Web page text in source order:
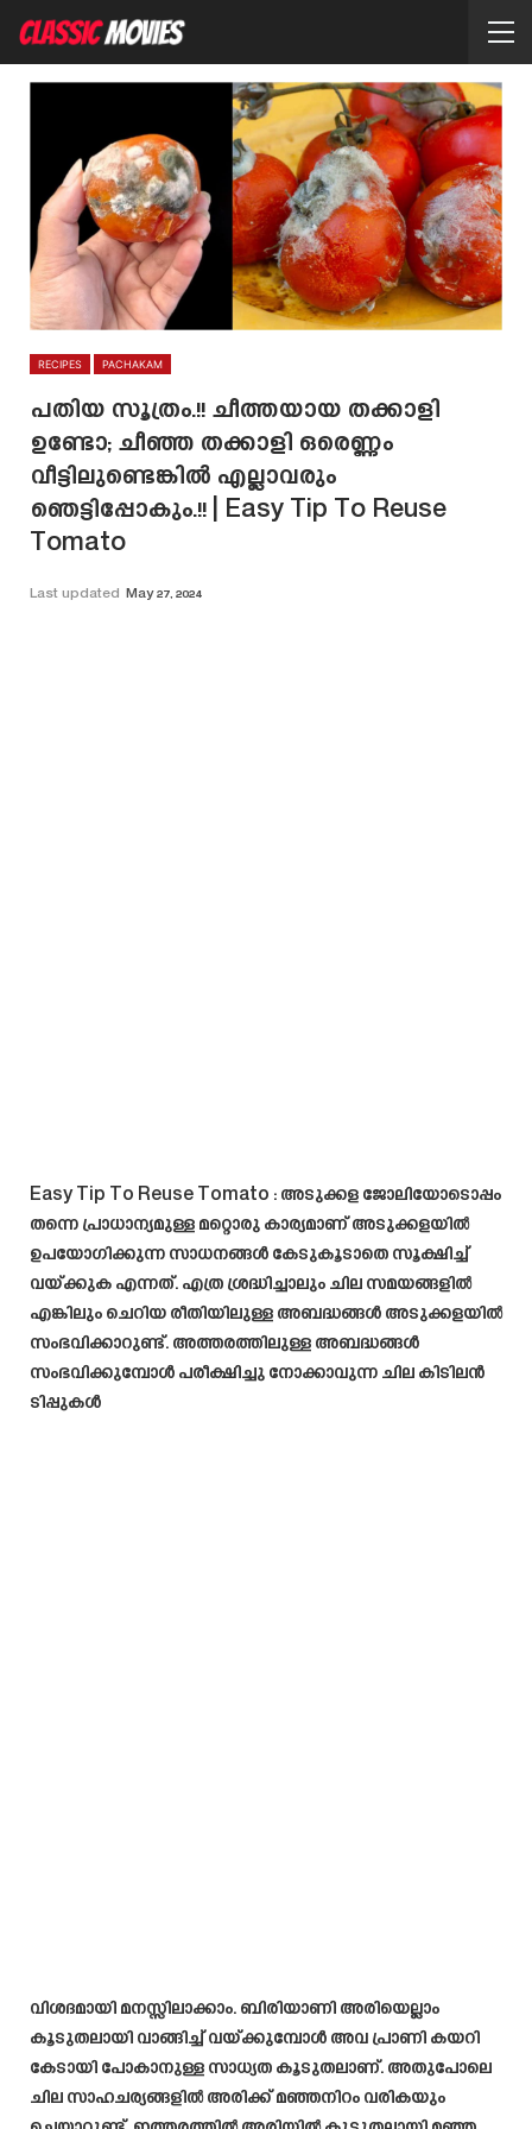
RECIPES PACHAKAM
പതിയ സൂത്രം.!! ചീത്തയായ തക്കാളി
ഉണ്ടോ; ചീഞ്ഞ തക്കാളി ഒരെണ്ണം
വീട്ടിലുണ്ടെങ്കിൽ എല്ലാവരും
ഞെട്ടിപ്പോകും.!! | Easy Tip To Reuse
Tomato
Last updated May 27, 2024
Easy Tip To Reuse Tomato : അടുക്കള ജോലിയോടൊപ്പം
തന്നെ പ്രാധാന്യമുള്ള മറ്റൊരു കാര്യമാണ് അടുക്കളയിൽ
ഉപയോഗിക്കുന്ന സാധനങ്ങൾ കേടുകൂടാതെ സൂക്ഷിച്ച്
വയ്ക്കുക എന്നത്. എത്ര ശ്രദ്ധിച്ചാലും ചില സമയങ്ങളിൽ
എങ്കിലും ചെറിയ രീതിയിലുള്ള അബദ്ധങ്ങൾ അടുക്കളയിൽ
സംഭവിക്കാറുണ്ട്. അത്തരത്തിലുള്ള അബദ്ധങ്ങൾ
സംഭവിക്കുമ്പോൾ പരീക്ഷിച്ചു നോക്കാവുന്ന ചില കിടിലൻ
ടിപ്പുകൾ
വിശദമായി മനസ്സിലാക്കാം. ബിരിയാണി അരിയെല്ലാം
കൂടുതലായി വാങ്ങിച്ച് വയ്ക്കുമ്പോൾ അവ പ്രാണി കയറി
കേടായി പോകാനുള്ള സാധ്യത കൂടുതലാണ്. അതുപോലെ
ചില സാഹചര്യങ്ങളിൽ അരിക്ക് മഞ്ഞനിറം വരികയും